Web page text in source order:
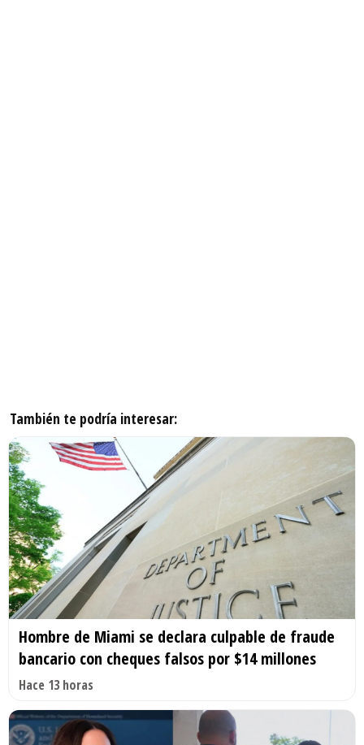
También te podría interesar:
Hombre de Miami se declara culpable de fraude
bancario con cheques falsos por $14 millones
Hace 13 horas